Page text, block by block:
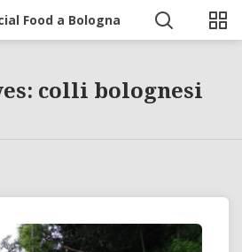
Food a Bologna
colli bolognesi